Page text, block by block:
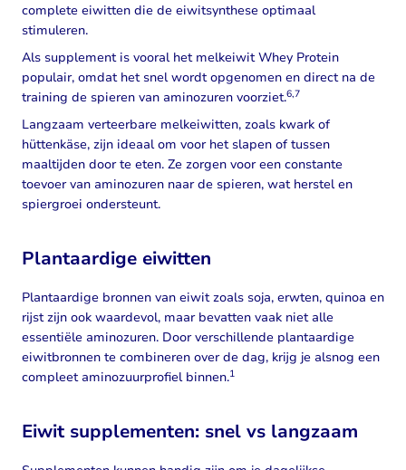
complete eiwitten die de eiwitsynthese optimaal
stimuleren.
Als supplement is vooral het melkeiwit Whey Protein
populair, omdat het snel wordt opgenomen en direct na de
training de spieren van aminozuren voorziet.6,7
Langzaam verteerbare melkeiwitten, zoals kwark of
hüttenkäse, zijn ideaal om voor het slapen of tussen
maaltijden door te eten. Ze zorgen voor een constante
toevoer van aminozuren naar de spieren, wat herstel en
spiergroei ondersteunt.
Plantaardige eiwitten
Plantaardige bronnen van eiwit zoals soja, erwten, quinoa en
rijst zijn ook waardevol, maar bevatten vaak niet alle
essentiële aminozuren. Door verschillende plantaardige
eiwitbronnen te combineren over de dag, krijg je alsnog een
compleet aminozuurprofiel binnen.1
Eiwit supplementen: snel vs langzaam